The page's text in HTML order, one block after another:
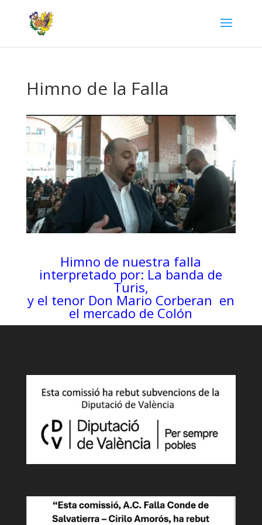
Himno de la Falla
Himno de nuestra falla
interpretado por: La banda de
Turis,
y el tenor Don Mario Corberan en
el mercado de Colón